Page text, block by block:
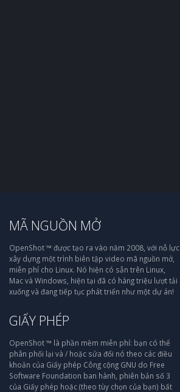
MÃ NGUỒN MỞ
OpenShot ™ được tạo ra vào năm 2008, với nỗ lực
xây dựng một trình biên tập video mã nguồn mở,
miễn phí cho Linux. Nó hiện có sẵn trên Linux,
Mac và Windows, hiện tại đã có hàng triệu lượt tải
xuống và đang tiếp tục phát triển như một dự án!
GIẤY PHÉP
OpenShot ™ là phần mềm miễn phí: bạn có thể
phân phối lại và / hoặc sửa đổi nó theo các điều
khoản của Giấy phép Công cộng GNU do Free
Software Foundation ban hành, phiên bản số 3
của Giấy phép hoặc (theo tùy chọn của bạn) bất